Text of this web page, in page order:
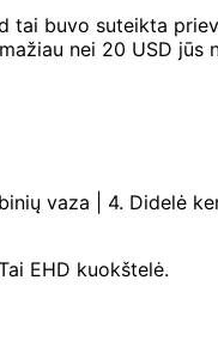
tai buvo suteikta
nei 20 USD
vaza | 4. Didelė
EHD kuokštelė.